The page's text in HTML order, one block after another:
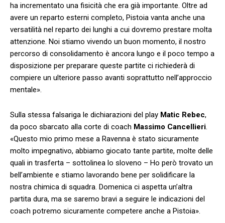
ha incrementato una fisicità che era già importante. Oltre ad
avere un reparto esterni completo, Pistoia vanta anche una
versatilità nel reparto dei lunghi a cui dovremo prestare molta
attenzione. Noi stiamo vivendo un buon momento, il nostro
percorso di consolidamento è ancora lungo e il poco tempo a
disposizione per preparare queste partite ci richiederà di
compiere un ulteriore passo avanti soprattutto nell’approccio
mentale».
Sulla stessa falsariga le dichiarazioni del play Matic Rebec,
da poco sbarcato alla corte di coach Massimo Cancellieri.
«Questo mio primo mese a Ravenna è stato sicuramente
molto impegnativo, abbiamo giocato tante partite, molte delle
quali in trasferta – sottolinea lo sloveno – Ho però trovato un
bell’ambiente e stiamo lavorando bene per solidificare la
nostra chimica di squadra. Domenica ci aspetta un’altra
partita dura, ma se saremo bravi a seguire le indicazioni del
coach potremo sicuramente competere anche a Pistoia».